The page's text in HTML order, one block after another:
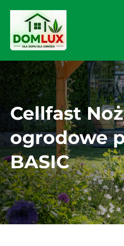
Cellfast
ogrodowe
BASIC